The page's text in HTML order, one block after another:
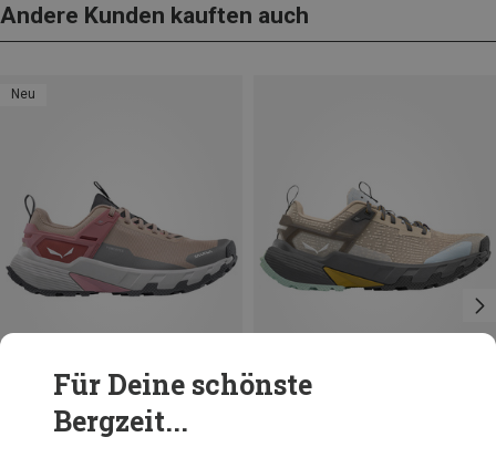
Andere Kunden kauften auch
Neu
Für Deine schönste
Bergzeit...